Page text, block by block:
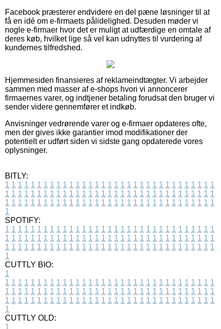
Facebook præsterer endvidere en del pæne løsninger til at
få en idé om e-firmaets pålidelighed. Desuden møder vi
nogle e-firmaer hvor det er muligt at udfærdige en omtale af
deres køb, hvilket lige så vel kan udnyttes til vurdering af
kundernes tilfredshed.
Hjemmesiden finansieres af reklameindtægter. Vi arbejder
sammen med masser af e-shops hvori vi annoncerer
firmaernes varer, og indtjener betaling forudsat den bruger vi
sender videre gennemfører et indkøb.
Anvisninger vedrørende varer og e-firmaer opdateres ofte,
men der gives ikke garantier imod modifikationer der
potentielt er udført siden vi sidste gang opdaterede vores
oplysninger.
BITLY:
1 1 1 1 1 1 1 1 1 1 1 1 1 1 1 1 1 1 1 1 1 1 1 1 1 1 1 1 1 1 1 1 1
1 1 1 1 1 1 1 1 1 1 1 1 1 1 1 1 1 1 1 1 1 1 1 1 1 1 1 1 1 1 1 1 1
1 1 1 1 1 1 1 1 1 1 1 1 1 1 1 1 1 1 1 1 1 1 1 1 1 1 1 1 1 1 1 1 1
1
SPOTIFY:
1 1 1 1 1 1 1 1 1 1 1 1 1 1 1 1 1 1 1 1 1 1 1 1 1 1 1 1 1 1 1 1 1
1 1 1 1 1 1 1 1 1 1 1 1 1 1 1 1 1 1 1 1 1 1 1 1 1 1 1 1 1 1 1 1 1
1 1 1 1 1 1 1 1 1 1 1 1 1 1 1 1 1 1 1 1 1 1 1 1 1 1 1 1 1 1 1 1 1
1
CUTTLY BIO:
1
1 1 1 1 1 1 1 1 1 1 1 1 1 1 1 1 1 1 1 1 1 1 1 1 1 1 1 1 1 1 1 1 1
1 1 1 1 1 1 1 1 1 1 1 1 1 1 1 1 1 1 1 1 1 1 1 1 1 1 1 1 1 1 1 1 1
1 1 1 1 1 1 1 1 1 1 1 1 1 1 1 1 1 1 1 1 1 1 1 1 1 1 1 1 1 1 1 1 1
1
CUTTLY OLD:
1